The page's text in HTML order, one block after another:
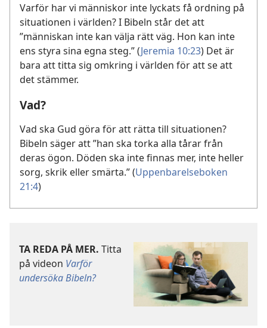
Varför har vi människor inte lyckats få ordning på
situationen i världen? I Bibeln står det att
”människan inte kan välja rätt väg. Hon kan inte
ens styra sina egna steg.” (Jeremia 10:23) Det är
bara att titta sig omkring i världen för att se att
det stämmer.
Vad?
Vad ska Gud göra för att rätta till situationen?
Bibeln säger att ”han ska torka alla tårar från
deras ögon. Döden ska inte finnas mer, inte heller
sorg, skrik eller smärta.” (Uppenbarelseboken
21:4)
TA REDA PÅ MER. Titta
på videon Varför
undersöka Bibeln?